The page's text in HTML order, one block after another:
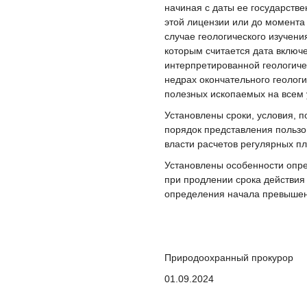
начиная с даты ее
этой лицензии или до
случае геологического
которым считается дата
интерпретированной
недрах окончательного
полезных ископаемых на всем
Установлены сроки, условия,
порядок представления
власти расчетов регулярных
Установлены особенности
при продлении срока
определения начала
Природоохранный
01.09.2024